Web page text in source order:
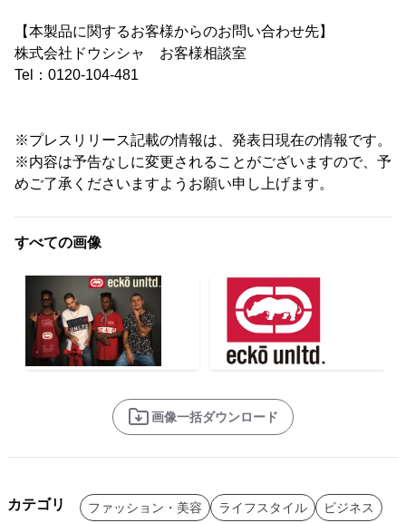
【本製品に関するお客様からのお問い合わせ先】
株式会社ドウシシャ お客様相談室
Tel：0120-104-481
※プレスリリース記載の情報は、発表日現在の情報です。
※内容は予告なしに変更されることがございますので、予
めご了承くださいますようお願い申し上げます。
すべての画像
画像一括ダウンロード
カテゴリ ファッション・美容 ライフスタイル ビジネス